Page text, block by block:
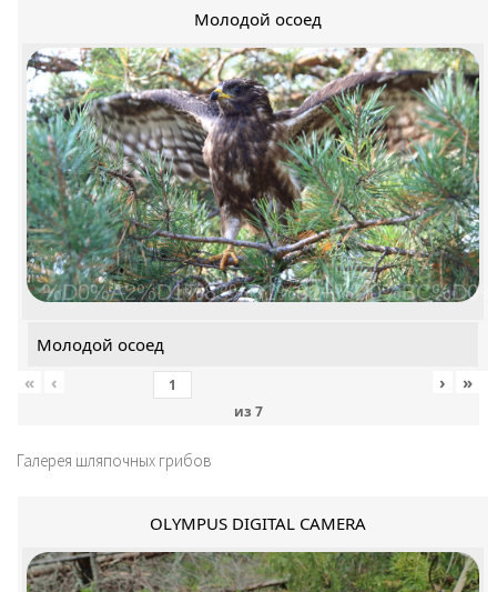
Молодой осоед
Молодой осоед
«
‹
из 7
› »
Галерея шляпочных грибов
OLYMPUS DIGITAL CAMERA